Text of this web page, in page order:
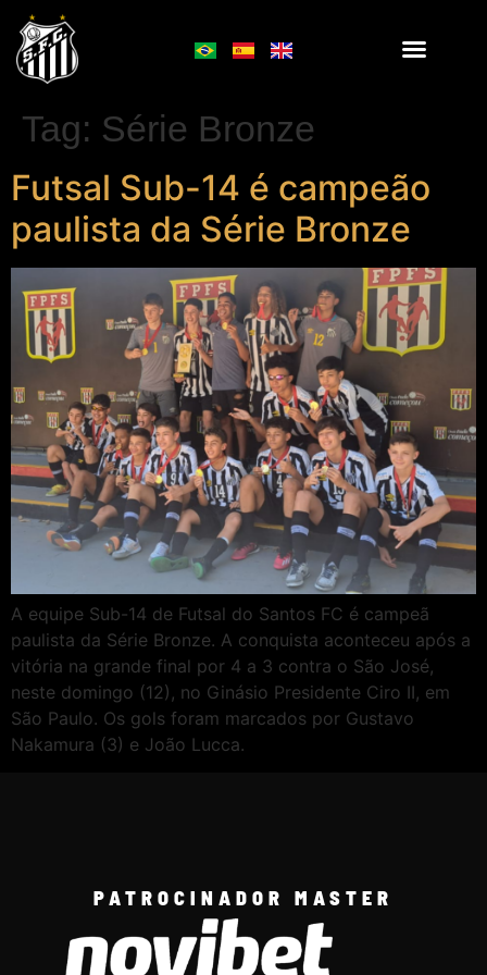
Tag: Série Bronze
Futsal Sub-14 é campeão
paulista da Série Bronze
A equipe Sub-14 de Futsal do Santos FC é campeã
paulista da Série Bronze. A conquista aconteceu após a
vitória na grande final por 4 a 3 contra o São José,
neste domingo (12), no Ginásio Presidente Ciro II, em
São Paulo. Os gols foram marcados por Gustavo
Nakamura (3) e João Lucca.
PATROCINADOR MASTER